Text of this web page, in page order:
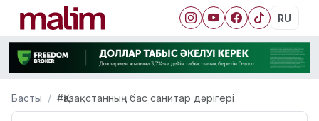
RU
Басты #Қазақстанның бас санитар дәрігері